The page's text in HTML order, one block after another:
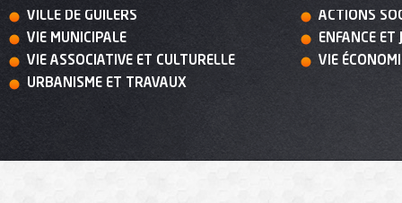
VILLE DE GUILERS
ACTIONS
VIE MUNICIPALE
ENFANCE ET
VIE ASSOCIATIVE ET CULTURELLE
VIE
URBANISME ET TRAVAUX